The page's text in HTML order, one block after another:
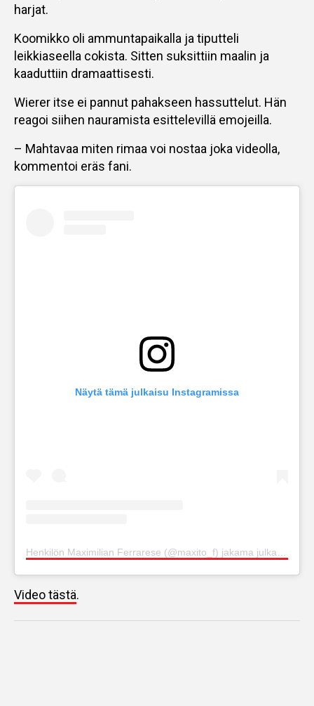
harjat.
Koomikko oli ammuntapaikalla ja tiputteli
leikkiaseella cokista. Sitten suksittiin maalin ja
kaaduttiin dramaattisesti.
Wierer itse ei pannut pahakseen hassuttelut. Hän
reagoi siihen nauramista esittelevillä emojeilla.
– Mahtavaa miten rimaa voi nostaa joka videolla,
kommentoi eräs fani.
Näytä tämä julkaisu Instagramissa
Video tästä.